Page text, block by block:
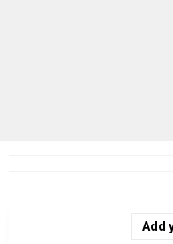
Add